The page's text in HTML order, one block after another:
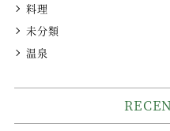
料理
未分類
温泉